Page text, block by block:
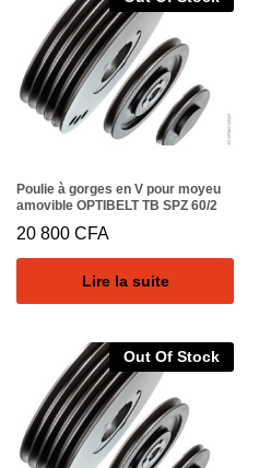
Poulie à gorges en V pour moyeu
amovible OPTIBELT TB SPZ 60/2
20 800 CFA
Lire la suite
Out Of Stock